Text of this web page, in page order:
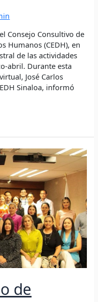
Consejo Consultivo de
Humanos (CEDH), en
de las actividades
abril. Durante esta
José Carlos
Sinaloa, informó
de